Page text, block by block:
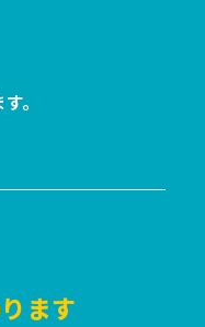
。
ます